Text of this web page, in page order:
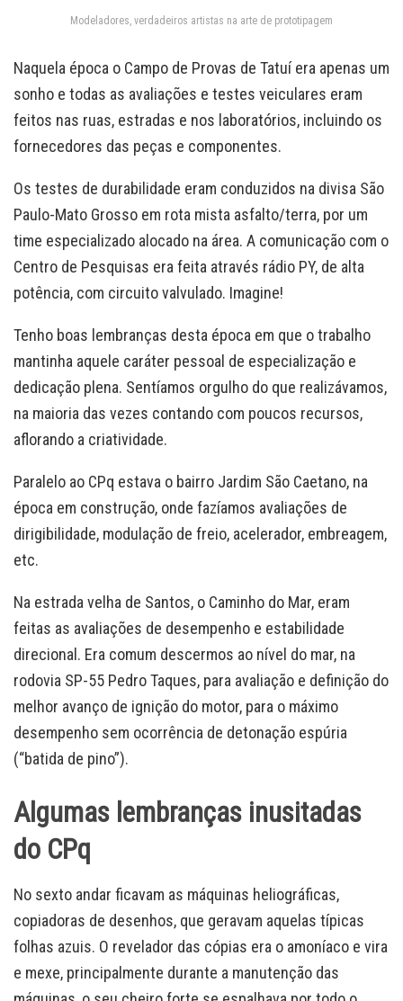
Modeladores, verdadeiros artistas na arte de prototipagem
Naquela época o Campo de Provas de Tatuí era apenas um
sonho e todas as avaliações e testes veiculares eram
feitos nas ruas, estradas e nos laboratórios, incluindo os
fornecedores das peças e componentes.
Os testes de durabilidade eram conduzidos na divisa São
Paulo-Mato Grosso em rota mista asfalto/terra, por um
time especializado alocado na área. A comunicação com o
Centro de Pesquisas era feita através rádio PY, de alta
potência, com circuito valvulado. Imagine!
Tenho boas lembranças desta época em que o trabalho
mantinha aquele caráter pessoal de especialização e
dedicação plena. Sentíamos orgulho do que realizávamos,
na maioria das vezes contando com poucos recursos,
aflorando a criatividade.
Paralelo ao CPq estava o bairro Jardim São Caetano, na
época em construção, onde fazíamos avaliações de
dirigibilidade, modulação de freio, acelerador, embreagem,
etc.
Na estrada velha de Santos, o Caminho do Mar, eram
feitas as avaliações de desempenho e estabilidade
direcional. Era comum descermos ao nível do mar, na
rodovia SP-55 Pedro Taques, para avaliação e definição do
melhor avanço de ignição do motor, para o máximo
desempenho sem ocorrência de detonação espúria
(“batida de pino”).
Algumas lembranças inusitadas
do CPq
No sexto andar ficavam as máquinas heliográficas,
copiadoras de desenhos, que geravam aquelas típicas
folhas azuis. O revelador das cópias era o amoníaco e vira
e mexe, principalmente durante a manutenção das